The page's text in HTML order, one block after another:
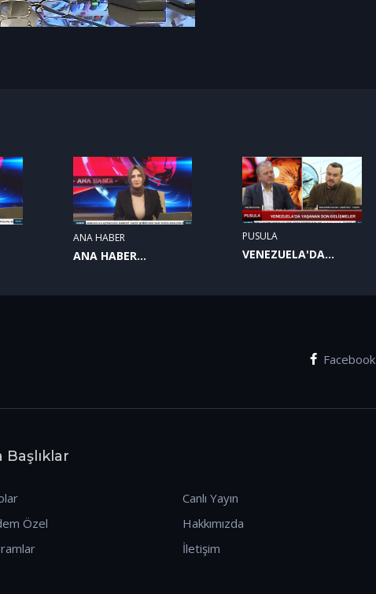
ANA HABER
ANA HABER
PUSULA
VENEZUELA'DA
Facebook
Başlıklar
Özel
Canlı Yayın
Hakkımızda
İletişim